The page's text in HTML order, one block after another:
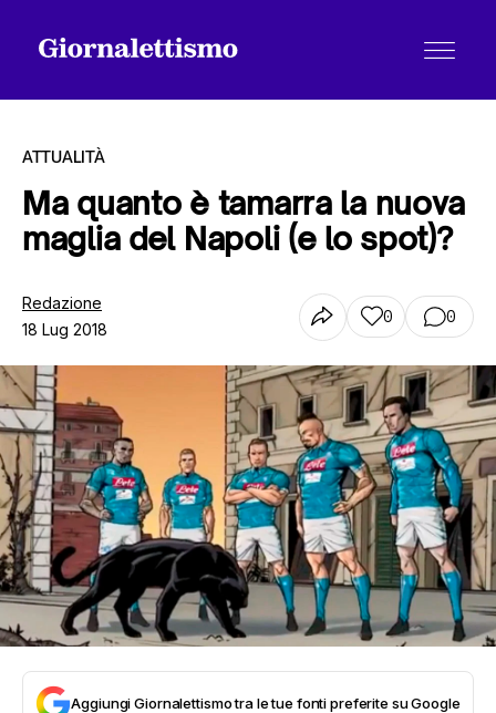
Tutti gli articoli
Chi siamo
Contatti
ATTUALITÀ
Ma quanto è tamarra la nuova
maglia del Napoli (e lo spot)?
Redazione
18 Lug 2018
0 0
Aggiungi Giornalettismo tra le tue fonti preferite su Google